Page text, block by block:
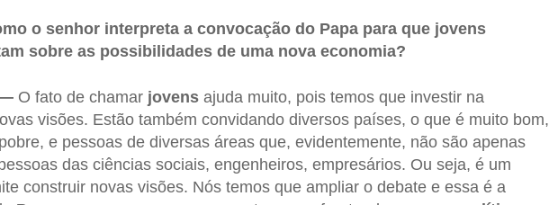
o senhor interpreta a convocação do Papa para que jovens
sobre as possibilidades de uma nova economia?
—O fato de chamar jovensajuda muito, pois temos que investir na
visões. Estão também convidando diversos países, o que é muito bom,
e pessoas de diversas áreas que, evidentemente, não são apenas
das ciências sociais, engenheiros, empresários. Ou seja, é um
construir novas visões. Nós temos que ampliar o debate e essa é a